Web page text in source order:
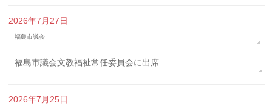
2026年7月27日
福島市議会
福島市議会文教福祉常任委員会に出席
2026年7月25日